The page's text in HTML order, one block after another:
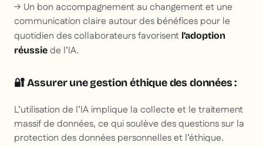
→ Un bon accompagnement au changement et une
communication claire autour des bénéfices pour le
quotidien des collaborateurs favorisent l’adoption
réussie de l’IA.
🔐 Assurer une gestion éthique des données :
L’utilisation de l’IA implique la collecte et le traitement
massif de données, ce qui soulève des questions sur la
protection des données personnelles et l’éthique.